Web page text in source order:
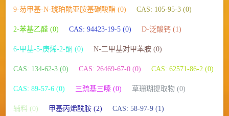
9-芴甲基-N-琥珀酰亚胺基碳酸酯 (0) CAS: 105-95-3 (0)
2-苯基乙醛 (0) CAS: 94423-19-5 (0) D-泛酸钙 (1)
6-甲基-5-庚烯-2-酮 (0) N-二甲基对甲苯胺 (0)
CAS: 134-62-3 (0) CAS: 26469-67-0 (0) CAS: 62571-86-2 (0)
CAS: 89-57-6 (0) 三巯基三嗪 (0) 草珊瑚提取物 (0)
辅料 (0) 甲基丙烯酰胺 (2) CAS: 58-97-9 (1)